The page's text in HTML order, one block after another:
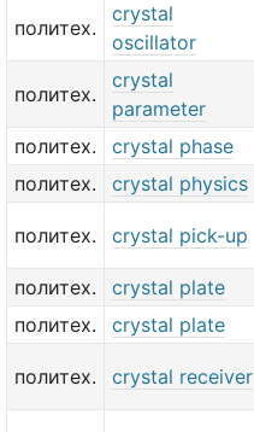
политех.
crystal
oscillator
политех.
crystal
parameter
политех.
crystal phase
политех.
crystal physics
политех. crystal pick-up
политех.
crystal plate
политех.
crystal plate
политех. crystal receiver